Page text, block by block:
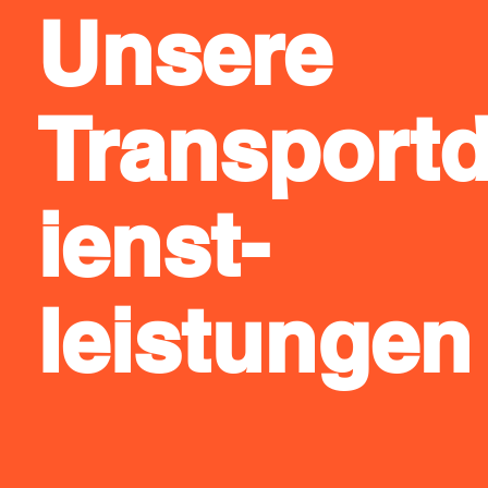
Unsere
ienst-
leistungen